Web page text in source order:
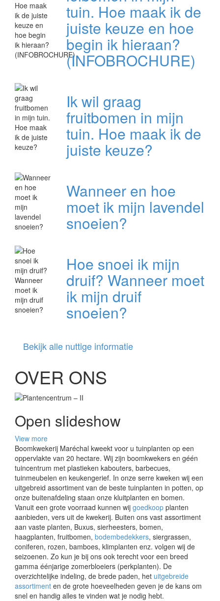
tuin. Hoe maak ik de
juiste keuze en hoe
begin ik hieraan?
(INFOBROCHURE)
Ik wil graag
fruitbomen in mijn
tuin. Hoe maak ik de
juiste keuze?
Wanneer en hoe
moet ik mijn lavendel
snoeien?
Hoe snoei ik mijn
druif? Wanneer moet
ik mijn druif
snoeien?
Bekijk alle nuttige informatie
OVER ONS
Open slideshow
View more
Boomkwekerij Maréchal kweekt voor u tuinplanten op een
oppervlakte van 20 hectare. Wij zijn boomkwekers en géén
tuincentrum met plastieken kabouters, barbecues,
tuinmeubelen en keukengerief. In onze serre kweken wij een
uitgebreid assortiment van de beste tuinplanten in potten, op
onze buitenafdeling staan onze kluitplanten en bomen.
Vanuit een grote voorraad kunnen wij goedkoop planten
aanbieden, vers uit de kwekerij. Buiten ons vast assortiment
aan vaste planten, Buxus, sierheesters, bomen,
haagplanten, fruitbomen, bodembedekkers, siergrassen,
coniferen, rozen, bamboes, klimplanten enz. volgen wij de
seizoenen. Zo kun je bij ons ook terecht voor een breed
gamma éénjarige zomerbloeiers (perkplanten). De
overzichtelijke indeling, de brede paden, het uitgebreide
assortiment en de grote hoeveelheden geven je de kans om
snel en handig alles te vinden wat je nodig hebt.